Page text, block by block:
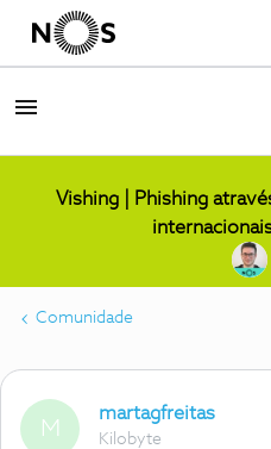
Vishing | Phishing
Comunidade
M
martagfreitas
Kilobyte